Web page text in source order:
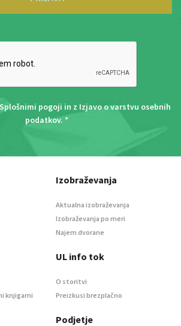
Splošnimi pogoji in z Izjavo o varstvu osebnih
podatkov. *
Izobraževanja
Aktualna izobraževanja
Izobraževanja po meri
Najem dvorane
knjigarni
UL info tok
O storitvi
Preizkusi brezplačno
Podjetje